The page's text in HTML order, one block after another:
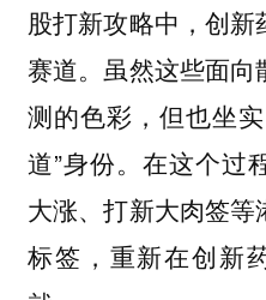
股打新攻略中，创
赛道。虽然这些面
测的色彩，但也坐
道”身份。在这个过
大涨、打新大肉签
标签，重新在创新